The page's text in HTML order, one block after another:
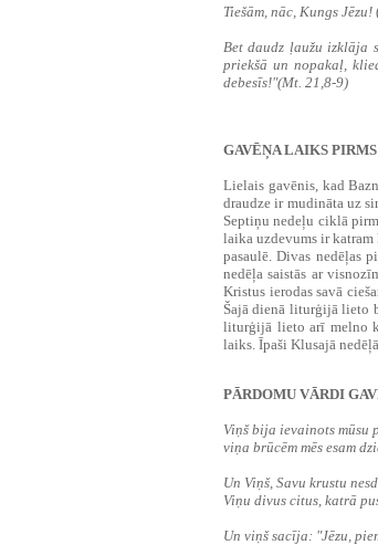
Tiešām, nāc, Kungs Jēzu!
Bet daudz ļaužu izklāja
priekšā un nopakaļ,
debesīs!"(Mt. 21,8-9)
GAVĒŅA LAIKS
‍Lielais gavēnis, kad
draudze ir mudināta uz
Septiņu nedeļu ciklā
laika uzdevums ir
pasaulē. Divas nedēļas
nedēļa saistās ar
Kristus ierodas savā
Šajā dienā liturģijā lieto
liturģijā lieto arī melno
laiks. Īpaši Klusajā
PĀRDOMU VĀRDI
Viņš bija ievainots mūsu
viņa brūcēm mēs esam
Un Viņš, Savu krustu
Viņu divus citus, katrā
Un viņš sacīja: "Jēzu,